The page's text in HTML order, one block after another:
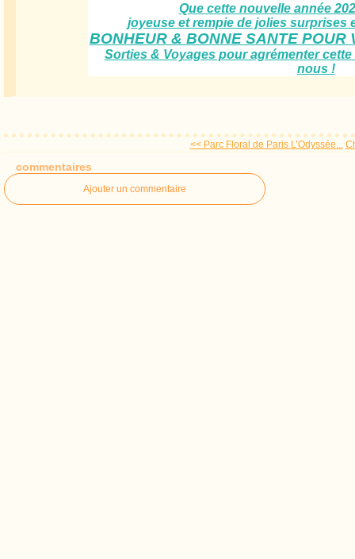
Que cette nouvelle année
joyeuse et rempie de jolies surprises
BONHEUR & BONNE SANTE POUR
Sorties & Voyages pour agrémenter
nous !
<< Parc Floral de Paris L’Odyssée...
commentaires
Ajouter un commentaire